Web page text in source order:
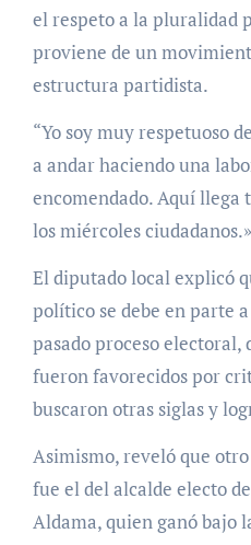
el respeto a la pluralidad
proviene de un
estructura partidista.
“Yo soy muy respetuoso
a andar haciendo una
encomendado. Aquí llega
los miércoles ciudadanos.»
El diputado local explicó
político se debe en parte
pasado proceso electoral,
fueron favorecidos por
buscaron otras siglas y
Asimismo, reveló que
fue el del alcalde electo
Aldama, quien ganó bajo